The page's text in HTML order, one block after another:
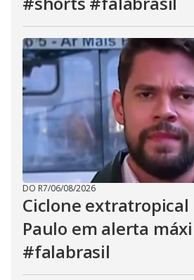
DO R7/06/08/2026
Ciclone extratropical
Paulo em alerta
#falabrasil